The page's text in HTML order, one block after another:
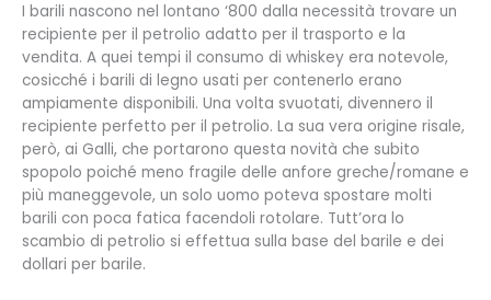
I barili nascono nel lontano ‘800 dalla necessità trovare un
recipiente per il petrolio adatto per il trasporto e la
vendita. A quei tempi il consumo di whiskey era notevole,
cosicché i barili di legno usati per contenerlo erano
ampiamente disponibili. Una volta svuotati, divennero il
recipiente perfetto per il petrolio. La sua vera origine risale,
però, ai Galli, che portarono questa novità che subito
spopolo poiché meno fragile delle anfore greche/romane e
più maneggevole, un solo uomo poteva spostare molti
barili con poca fatica facendoli rotolare. Tutt’ora lo
scambio di petrolio si effettua sulla base del barile e dei
dollari per barile.